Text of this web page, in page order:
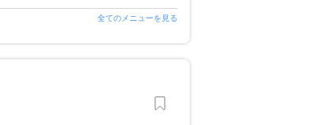
全てのメニューを見る